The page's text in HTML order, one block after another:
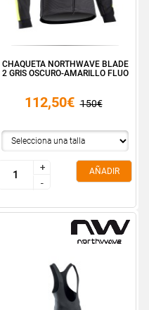
CHAQUETA NORTHWAVE BLADE
2 GRIS OSCURO-AMARILLO FLUO
112,50€ 150€
+
-
+
-
AÑADIR